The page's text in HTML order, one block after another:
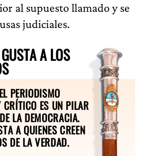
al supuesto llamado y se
judiciales.
A LOS
PERIODISMO
CRÍTICO ES UN PILAR
LA DEMOCRACIA.
A QUIENES CREEN
DE LA VERDAD.